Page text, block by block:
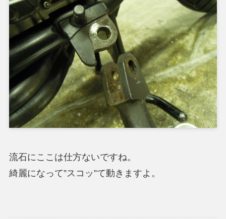
流石にここは仕方ないですね。
綺麗になって”スコッ”て動きますよ。